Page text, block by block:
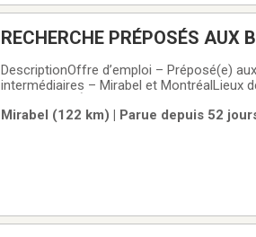
RECHERCHE PRÉPOSÉS AUX
DescriptionOffre d’emploi – Préposé(e)
intermédiaires – Mirabel et MontréalLieux
et humain à une clientèle présentant des
Mirabel (122 km) | Parue depuis 52